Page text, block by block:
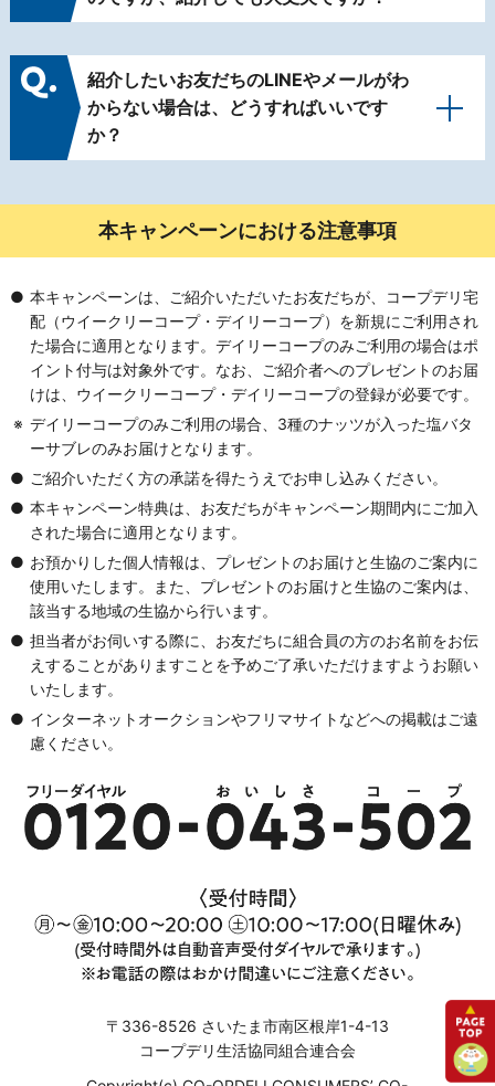
紹介したいお友だちのLINEやメールがわ
からない場合は、どうすればいいです
か？
本キャンペーンにおける注意事項
本キャンペーンは、ご紹介いただいたお友だちが、コープデリ宅
配（ウイークリーコープ・デイリーコープ）を新規にご利用され
た場合に適用となります。デイリーコープのみご利用の場合はポ
イント付与は対象外です。なお、ご紹介者へのプレゼントのお届
けは、ウイークリーコープ・デイリーコープの登録が必要です。
デイリーコープのみご利用の場合、3種のナッツが入った塩バタ
ーサブレのみお届けとなります。
ご紹介いただく方の承諾を得たうえでお申し込みください。
本キャンペーン特典は、お友だちがキャンペーン期間内にご加入
された場合に適用となります。
お預かりした個人情報は、プレゼントのお届けと生協のご案内に
使用いたします。また、プレゼントのお届けと生協のご案内は、
該当する地域の生協から行います。
担当者がお伺いする際に、お友だちに組合員の方のお名前をお伝
えすることがありますことを予めご了承いただけますようお願い
いたします。
インターネットオークションやフリマサイトなどへの掲載はご遠
慮ください。
〒336-8526 さいたま市南区根岸1-4-13
コープデリ生活協同組合連合会